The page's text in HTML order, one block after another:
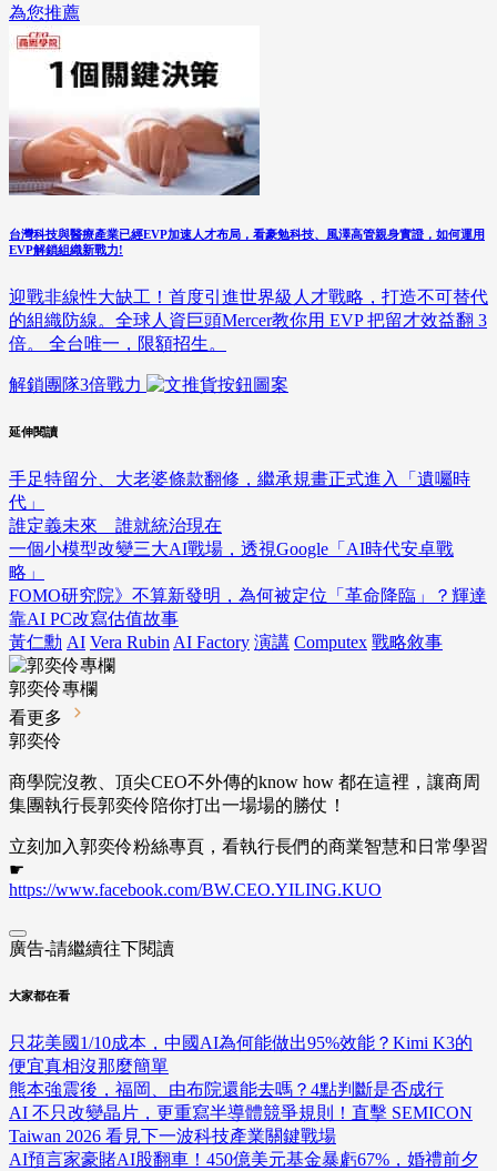
為您推薦
台灣科技與醫療產業已經EVP加速人才布局，看豪勉科技、風澤高管親身實證，如何運用
EVP解鎖組織新戰力!
迎戰非線性大缺工！首度引進世界級人才戰略，打造不可替代
的組織防線。全球人資巨頭Mercer教你用 EVP 把留才效益翻 3
倍。 全台唯一，限額招生。
解鎖團隊3倍戰力
延伸閱讀
手足特留分、大老婆條款翻修，繼承規畫正式進入「遺囑時
代」
誰定義未來 誰就統治現在
一個小模型改變三大AI戰場，透視Google「AI時代安卓戰
略」
FOMO研究院》不算新發明，為何被定位「革命降臨」？輝達
靠AI PC改寫估值故事
黃仁勳 AI Vera Rubin AI Factory 演講 Computex 戰略敘事
郭奕伶專欄
看更多
郭奕伶
商學院沒教、頂尖CEO不外傳的know how 都在這裡，讓商周
集團執行長郭奕伶陪你打出一場場的勝仗！
立刻加入郭奕伶粉絲專頁，看執行長們的商業智慧和日常學習
☛
https://www.facebook.com/BW.CEO.YILING.KUO
廣告-請繼續往下閱讀
大家都在看
只花美國1/10成本，中國AI為何能做出95%效能？Kimi K3的
便宜真相沒那麼簡單
熊本強震後，福岡、由布院還能去嗎？4點判斷是否成行
AI 不只改變晶片，更重寫半導體競爭規則！直擊 SEMICON
Taiwan 2026 看見下一波科技產業關鍵戰場
AI預言家豪賭AI股翻車！450億美元基金暴虧67%，婚禮前夕